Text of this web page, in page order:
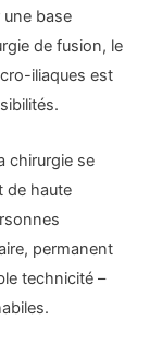
base
de fusion, le
iliaques est
chirurgie se
de haute
permanent
technicité –